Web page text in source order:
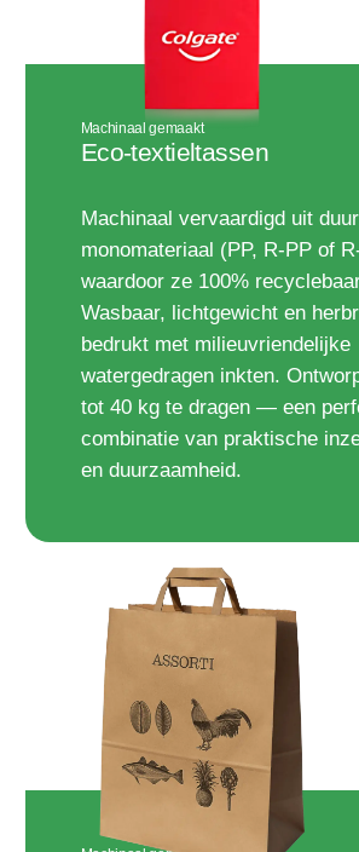
Machinaal gemaakt
Eco-textieltassen
Machinaal vervaardigd uit
monomateriaal (PP, R-PP of
waardoor ze 100%
Wasbaar, lichtgewicht en
bedrukt met milieuvriendelijke
watergedragen inkten.
tot 40 kg te dragen — een
combinatie van praktische
en duurzaamheid.